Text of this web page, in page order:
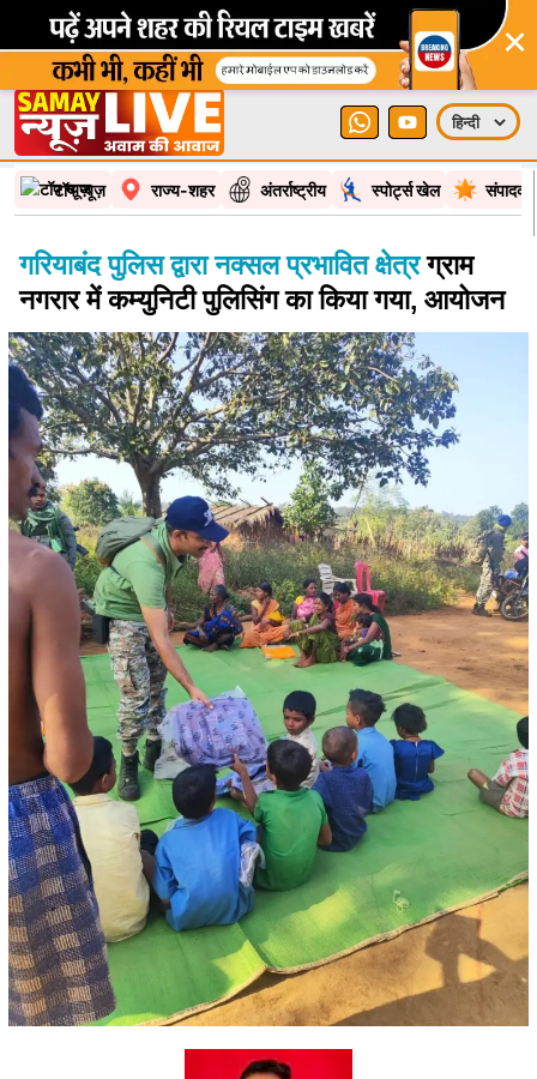
×
टॉप न्यूज़ राज्य-शहर अंतर्राष्ट्रीय स्पोर्ट्स खेल
गरियाबंद पुलिस द्वारा नक्सल प्रभावित क्षेत्रग्राम
नगरार में कम्युनिटी पुलिसिंग का किया गया, आयोजन